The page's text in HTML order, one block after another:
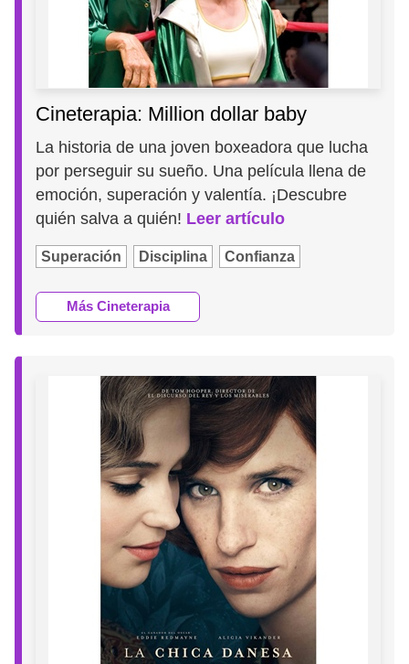
Cineterapia: Million dollar baby
La historia de una joven boxeadora que lucha
por perseguir su sueño. Una película llena de
emoción, superación y valentía. ¡Descubre
quién salva a quién! Leer artículo
Superación Disciplina Confianza
Más Cineterapia